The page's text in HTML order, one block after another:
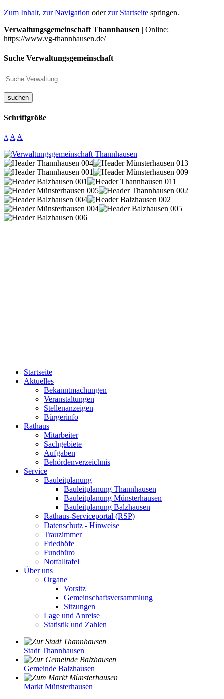
Zum Inhalt, zur Navigation oderzur Startseite springen.
Verwaltungsgemeinschaft Thannhausen | Online:
https://www.vg-thannhausen.de/
Suche Verwaltungsgemeinschaft
suchen
Schriftgröße
A A A
Startseite
Aktuelles
Bekanntmachungen
Veranstaltungen
Stellenanzeigen
Bürgerinfo
Rathaus
Mitarbeiter
Sachgebiete
Aufgaben
Behördenverzeichnis
Service
Bauleitplanung
Bauleitplanung Thannhausen
Bauleitplanung Münsterhausen
Bauleitplanung Balzhausen
Rathaus-Serviceportal (RSP)
Datenschutz - Hinweise
Trauzimmer
Friedhöfe
Fundbüro
Notfalltafel
Über uns
Organe
Vorsitz
Gemeinschaftsversammlung
Sitzungen
Lage und Anreise
Statistik und Zahlen
Stadt Thannhausen
Gemeinde Balzhausen
Markt Münsterhausen